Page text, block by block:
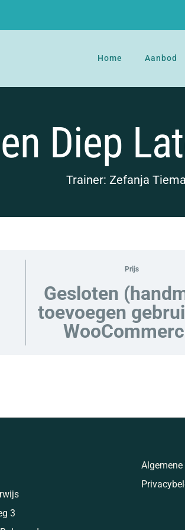
Home Aanbod
Diep
Trainer: Zefanja
Prijs
Gesloten
toevoegen
3